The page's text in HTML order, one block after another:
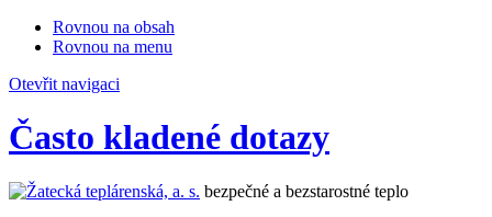
Rovnou na obsah
Rovnou na menu
Otevřit navigaci
Často kladené dotazy
bezpečné a bezstarostné teplo